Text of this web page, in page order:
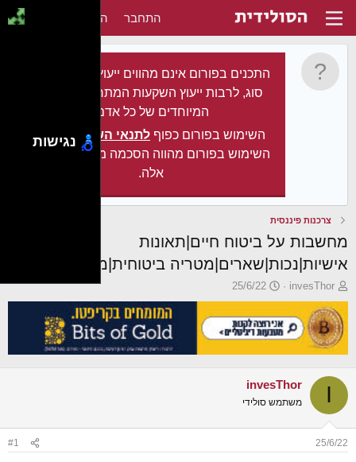
התחבר הירשם
התכנים בפורום אינם מהווים ייעוץ מקצועי מכל
סוג, לרבות ייעוץ השקעות המתחשב בצרכיו
המיוחדים של כל אדם.
השימוש בפורום כפוף לתנאי השימוש. עצם
השימוש בפורום מהווה הסכמה מלאה לתנאים
אלה.
צרכנות פיננסית
מחשבות על ביטוח חיים|תאונות
אישיות|נכות|שארים|מטריה ביטוחית|מחלות קשות
פ
ו
ת
ח
ה
נ
ש
א
invesThor
פ
ו
ר
ס
ם
ב
א
ר
ך
25/6/22
I
invesThor
משתמש סולידי
25/6/22
#1
נגישות